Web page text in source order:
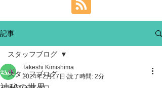
記事
スタッフブログ
スタッフブログ
Takeshi Kimishima
2024年2月17日 読了時間: 2分